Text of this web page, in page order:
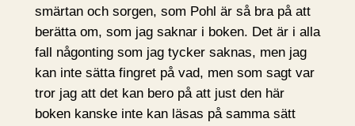
smärtan och sorgen, som Pohl är så bra på att
berätta om, som jag saknar i boken. Det är i alla
fall någonting som jag tycker saknas, men jag
kan inte sätta fingret på vad, men som sagt var
tror jag att det kan bero på att just den här
boken kanske inte kan läsas på samma sätt